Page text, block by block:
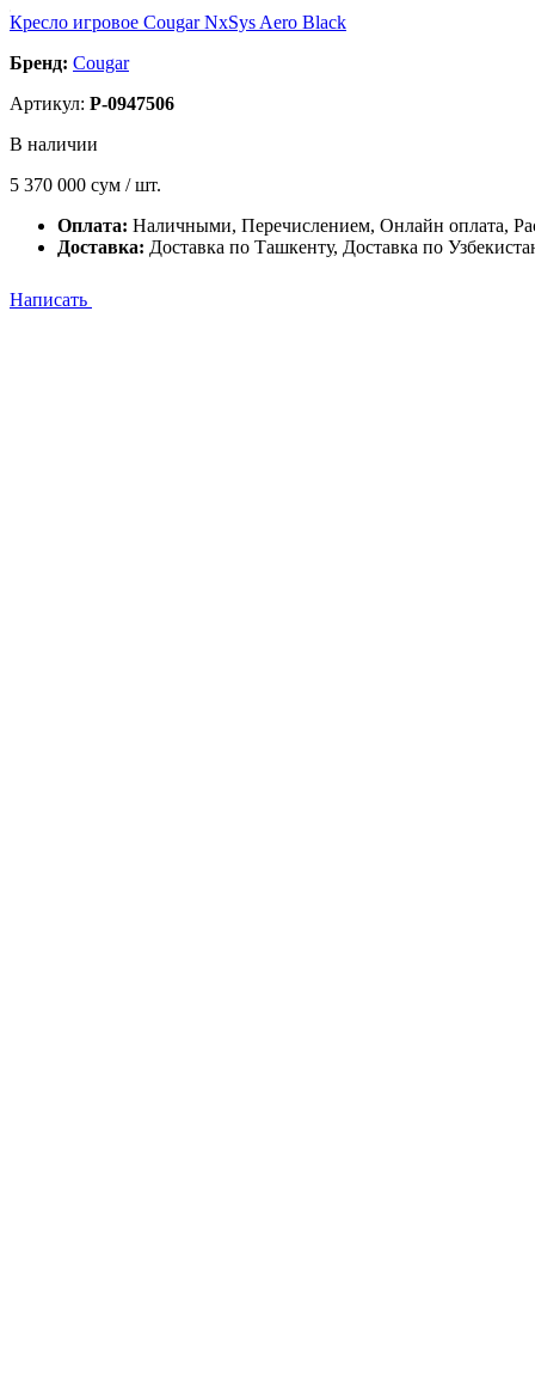
Кресло игровое Cougar NxSys Aero Black
Бренд: Cougar
Артикул: P-0947506
В наличии
5 370 000 сум / шт.
Оплата: Наличными, Перечислением, Онлайн оплата,
Доставка: Доставка по Ташкенту, Доставка по
Написать